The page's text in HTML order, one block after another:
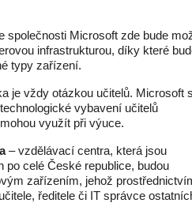
společnosti Microsoft zde bude
infrastrukturou, díky které
typy zařízení.
je vždy otázkou učitelů. Microsoft
vybavení učitelů
využít při výuce.
– vzdělávací centra, která jsou
celé České republice, budou
zařízením, jehož
ředitele či IT správce